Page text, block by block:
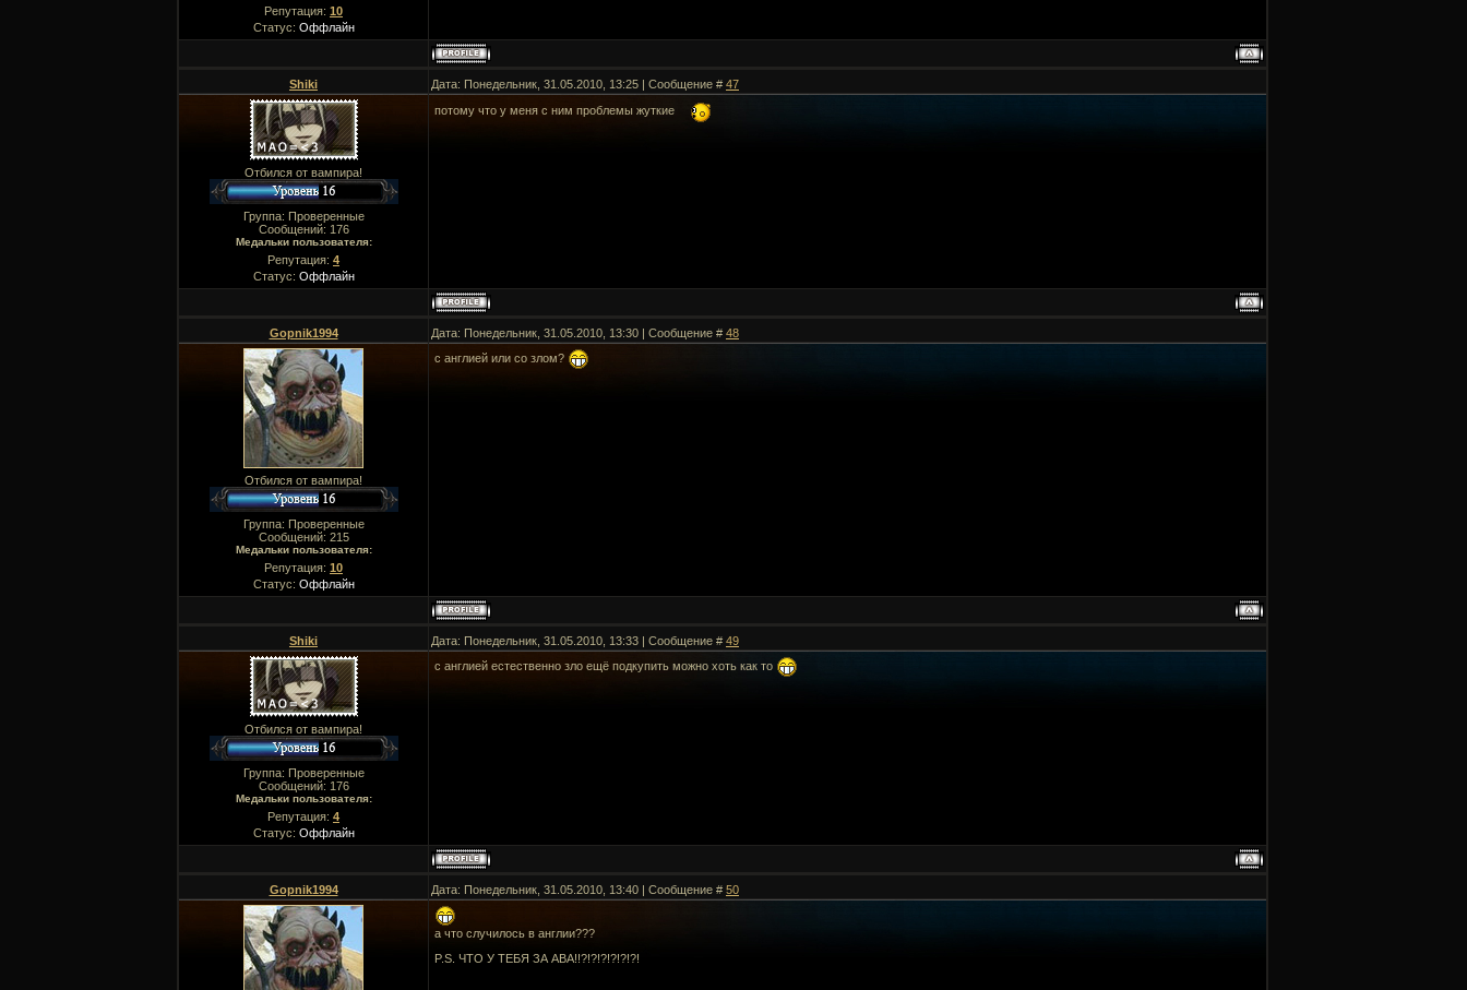
Репутация: 10
Статус: Оффлайн
Shiki Дата: Понедельник, 31.05.2010, 13:25 | Сообщение # 47
Отбился от вампира!
Группа: Проверенные
Сообщений: 176
Медальки пользователя:
Репутация: 4
Статус: Оффлайн
потому что у меня с ним проблемы жуткие
Gopnik1994 Дата: Понедельник, 31.05.2010, 13:30 | Сообщение # 48
Отбился от вампира!
Группа: Проверенные
Сообщений: 215
Медальки пользователя:
Репутация: 10
Статус: Оффлайн
с англией или со злом?
Shiki Дата: Понедельник, 31.05.2010, 13:33 | Сообщение # 49
Отбился от вампира!
Группа: Проверенные
Сообщений: 176
Медальки пользователя:
Репутация: 4
Статус: Оффлайн
с англией естественно зло ещё подкупить можно хоть как то
Gopnik1994 Дата: Понедельник, 31.05.2010, 13:40 | Сообщение # 50
а что случилось в англии???
P.S. ЧТО У ТЕБЯ ЗА АВА!!?!?!?!?!?!?!